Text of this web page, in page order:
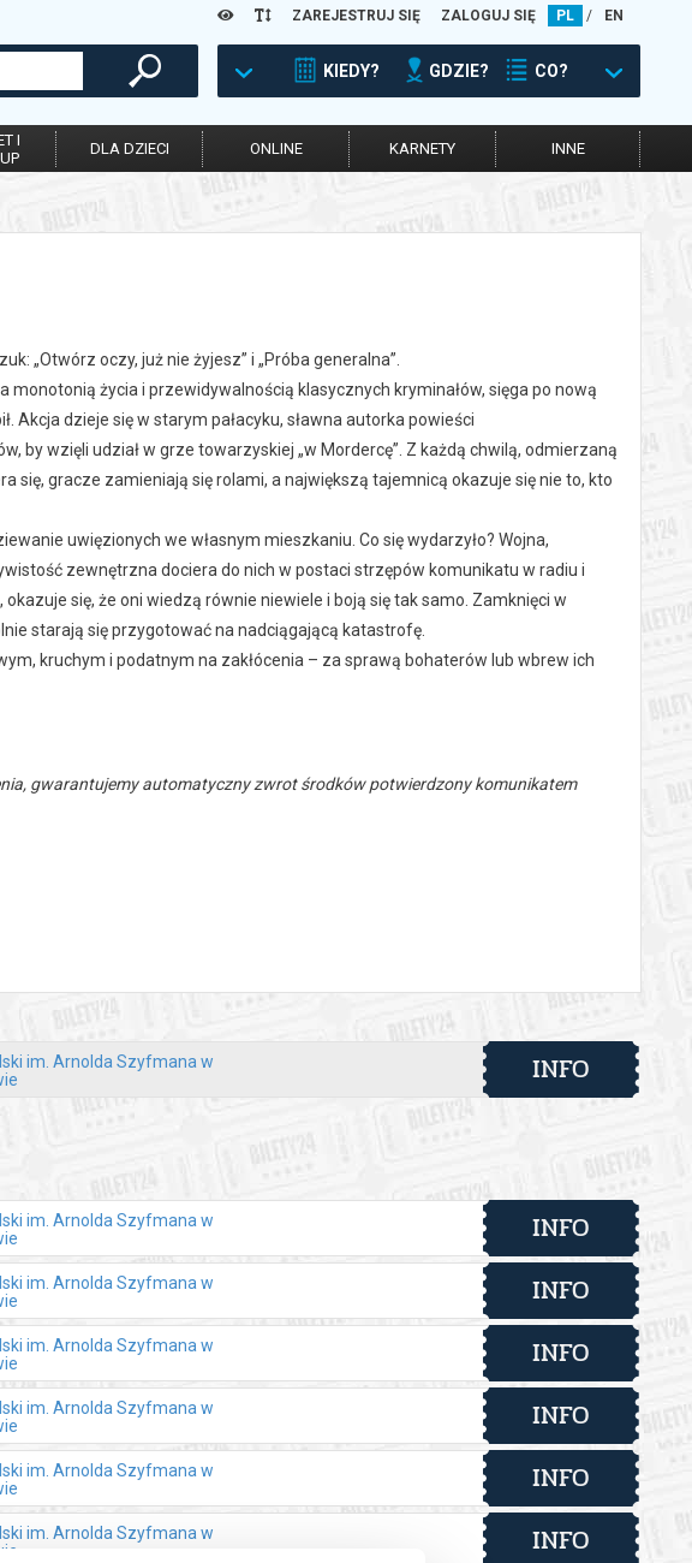
ZAREJESTRUJ SIĘ ZALOGUJ SIĘ PL / EN
KIEDY? GDZIE? CO?
I
DLA DZIECI ONLINE KARNETY INNE
„Otwórz oczy, już nie żyjesz” i „Próba generalna”.
monotonią życia i przewidywalnością klasycznych kryminałów, sięga po nową
Akcja dzieje się w starym pałacyku, sławna autorka powieści
by wzięli udział w grze towarzyskiej „w Mordercę”. Z każdą chwilą, odmierzaną
się, gracze zamieniają się rolami, a największą tajemnicą okazuje się nie to, kto
uwięzionych we własnym mieszkaniu. Co się wydarzyło? Wojna,
zewnętrzna dociera do nich w postaci strzępów komunikatu w radiu i
się, że oni wiedzą równie niewiele i boją się tak samo. Zamknięci w
starają się przygotować na nadciągającą katastrofę.
kruchym i podatnym na zakłócenia – za sprawą bohaterów lub wbrew ich
gwarantujemy automatyczny zwrot środków potwierdzony komunikatem
im. Arnolda Szyfmana w
INFO
im. Arnolda Szyfmana w
INFO
im. Arnolda Szyfmana w
INFO
im. Arnolda Szyfmana w
INFO
im. Arnolda Szyfmana w
INFO
im. Arnolda Szyfmana w
INFO
im. Arnolda Szyfmana w
INFO